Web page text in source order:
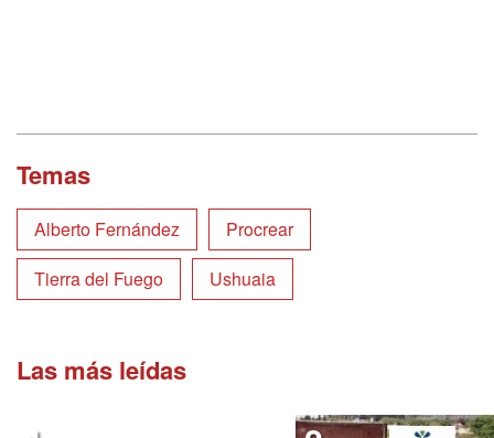
Temas
Alberto Fernández
Procrear
Tierra del Fuego
Ushuaia
Las más leídas